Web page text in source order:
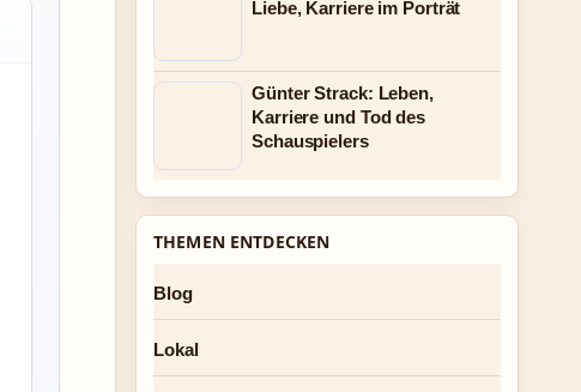
Liebe, Karriere im Porträt
Günter Strack: Leben,
Karriere und Tod des
Schauspielers
THEMEN ENTDECKEN
Blog
Lokal